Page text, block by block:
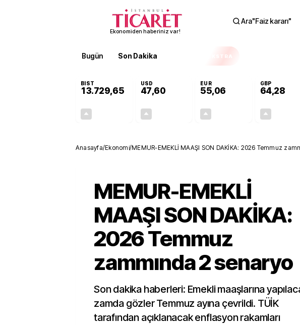
Ekonomiden haberiniz var!
Ara"Faiz kararı"
Bugün Son Dakika EKSTRA
BIST
13.729,65
USD
47,60
EUR
55,06
GBP
64,28
Anasayfa/Ekonomi/MEMUR-EMEKLİ MAAŞI SON DAKİKA: 2026 Temmuz
MEMUR-EMEKLİ
MAAŞI SON DAKİKA:
2026 Temmuz
zammında 2 senaryo
Son dakika haberleri: Emekli maaşlarına
zamda gözler Temmuz ayına çevrildi. TÜİK
tarafından açıklanacak enflasyon rakamları